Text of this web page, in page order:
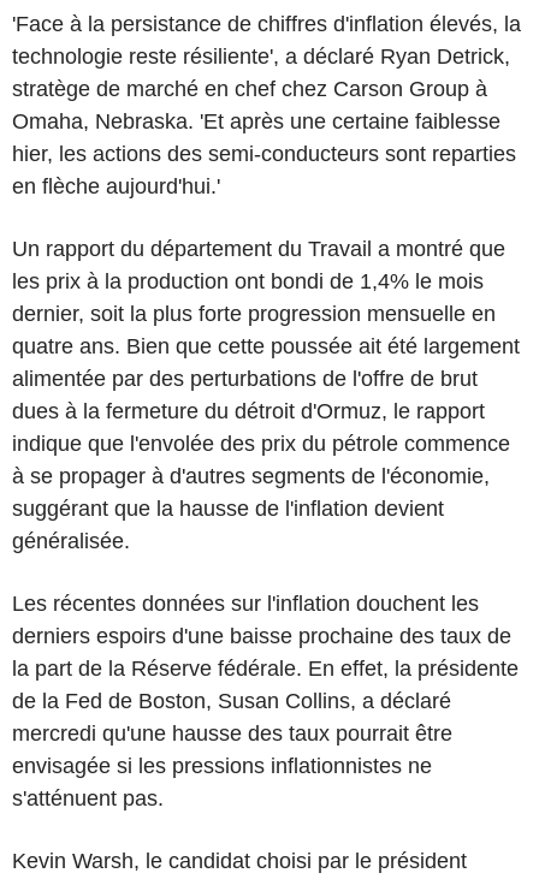
'Face à la persistance de chiffres d'inflation élevés, la
technologie reste résiliente', a déclaré Ryan Detrick,
stratège de marché en chef chez Carson Group à
Omaha, Nebraska. 'Et après une certaine faiblesse
hier, les actions des semi-conducteurs sont reparties
en flèche aujourd'hui.'
Un rapport du département du Travail a montré que
les prix à la production ont bondi de 1,4% le mois
dernier, soit la plus forte progression mensuelle en
quatre ans. Bien que cette poussée ait été largement
alimentée par des perturbations de l'offre de brut
dues à la fermeture du détroit d'Ormuz, le rapport
indique que l'envolée des prix du pétrole commence
à se propager à d'autres segments de l'économie,
suggérant que la hausse de l'inflation devient
généralisée.
Les récentes données sur l'inflation douchent les
derniers espoirs d'une baisse prochaine des taux de
la part de la Réserve fédérale. En effet, la présidente
de la Fed de Boston, Susan Collins, a déclaré
mercredi qu'une hausse des taux pourrait être
envisagée si les pressions inflationnistes ne
s'atténuent pas.
Kevin Warsh, le candidat choisi par le président